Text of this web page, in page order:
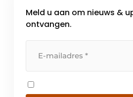
Meld u aan om nieuws &
ontvangen.